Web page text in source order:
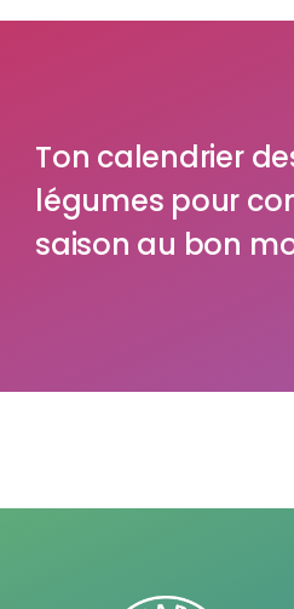
Ton calendrier
légumes pour
saison au bon